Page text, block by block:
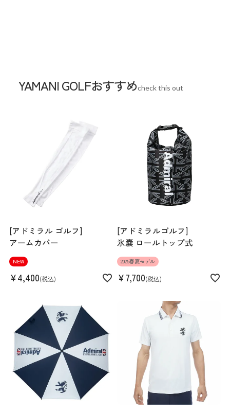
YAMANI GOLFおすすめcheck this out
[アドミラル ゴルフ]
アームカバー
NEW
¥4,400 税込
[アドミラルゴルフ]
氷嚢 ロールトップ式
2025春夏モデル
¥7,700 税込